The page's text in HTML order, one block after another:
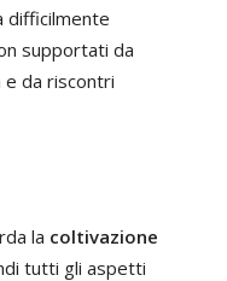
difficilmente
supportati da
e da riscontri
la coltivazione
tutti gli aspetti